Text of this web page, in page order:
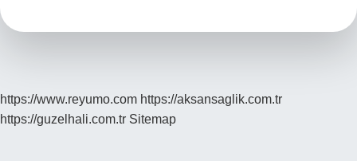
https://www.reyumo.com https://aksansaglik.com.tr
https://guzelhali.com.tr Sitemap